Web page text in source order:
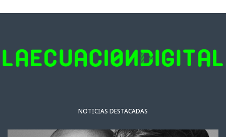
NOTICIAS DESTACADAS